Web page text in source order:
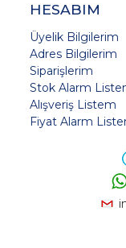
HESABIM
Üyelik Bilgilerim
Adres Bilgilerim
Siparişlerim
Stok Alarm
Alışveriş Listem
Fiyat Alarm